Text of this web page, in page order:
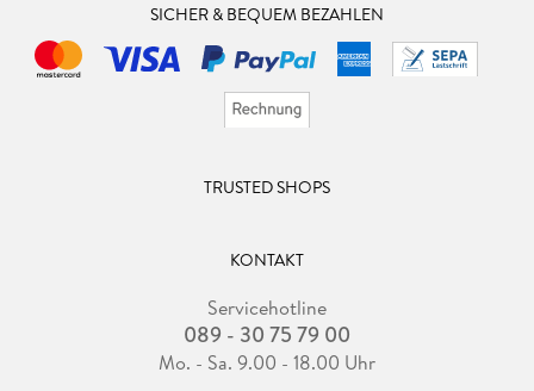
SICHER & BEQUEM BEZAHLEN
TRUSTED SHOPS
KONTAKT
Servicehotline
089 - 30 75 79 00
Mo. - Sa. 9.00 - 18.00 Uhr